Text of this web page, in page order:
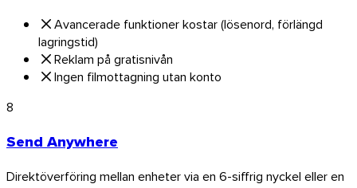
Avancerade funktioner kostar (lösenord, förlängd
lagringstid)
Reklam på gratisnivån
Ingen filmottagning utan konto
8
Send Anywhere
Direktöverföring mellan enheter via en 6-siffrig nyckel eller en